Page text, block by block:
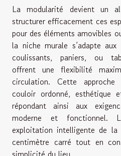
La modularité devient un
structurer efficacement ces
pour des éléments amovibles
la niche murale s’adapte
coulissants, paniers, ou
offrent une flexibilité
circulation. Cette
couloir ordonné, esthétique
répondant ainsi aux
moderne et fonctionnel.
exploitation intelligente de la
centimètre carré tout en